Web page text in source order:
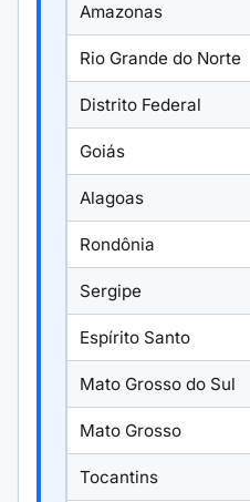
Amazonas
Rio Grande do Norte
Distrito Federal
Goiás
Alagoas
Rondônia
Sergipe
Espírito Santo
Mato Grosso do Sul
Mato Grosso
Tocantins